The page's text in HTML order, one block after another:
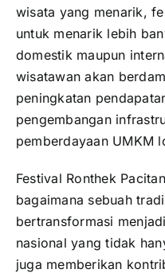
wisata yang menarik,
untuk menarik lebih
domestik maupun
wisatawan akan
peningkatan
pengembangan
pemberdayaan UMKM
Festival Ronthek
bagaimana sebuah
bertransformasi
nasional yang tidak
juga memberikan